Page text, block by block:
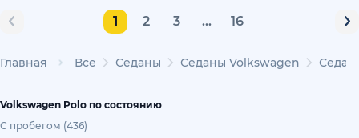
1 2 3 ... 16
Главная Все Седаны Седаны Volkswagen
Volkswagen Polo по состоянию
С пробегом (436)